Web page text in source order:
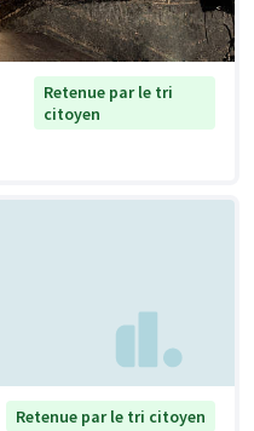
Retenue par le tri
citoyen
Retenue par le tri citoyen